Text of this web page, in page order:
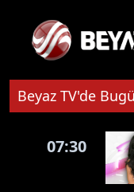
Beyaz TV'de
07:30